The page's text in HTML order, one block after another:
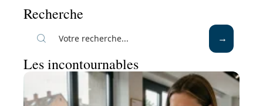
Recherche
Les incontournables